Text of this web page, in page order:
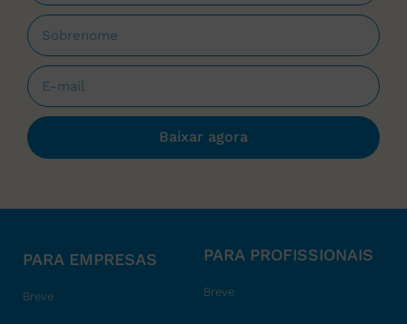
Baixar agora
PARA EMPRESAS
Breve
PARA PROFISSIONAIS
Breve